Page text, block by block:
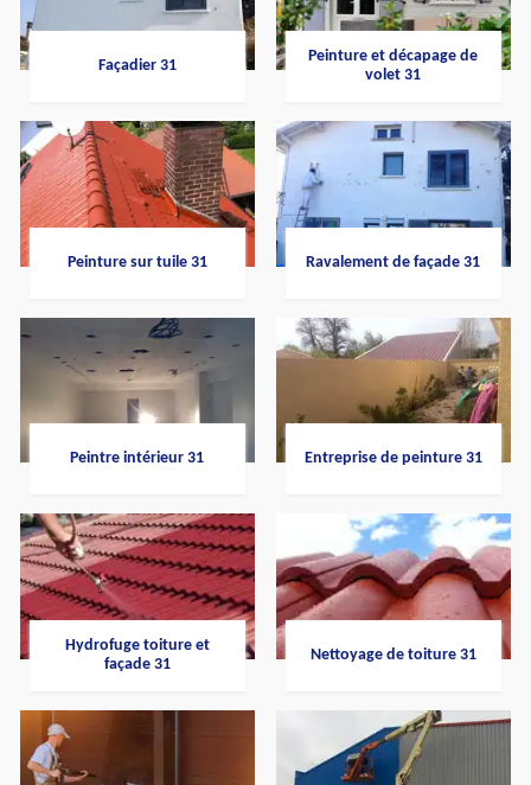
Façadier 31
Peinture et décapage de
volet 31
Peinture sur tuile 31 Ravalement de façade 31
Peintre intérieur 31 Entreprise de peinture 31
Hydrofuge toiture et
façade 31
Nettoyage de toiture 31